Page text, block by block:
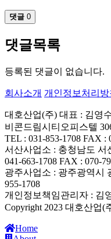
댓글 0
댓글목록
등록된 댓글이 없습니다.
회사소개 개인정보처리방
대호산업(주) 대표 : 김영
비콘드림시티오피스텔
TEL : 031-853-1708 FAX :
서산사업소 : 충청남도 서
041-663-1708 FAX : 070-
광주사업소 : 광주광역시
955-1708
개인정보책임관리자 : 김
Copyright 2023 대호산업(
Home